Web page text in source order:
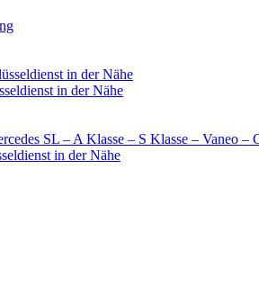
in der Nähe
in der Nähe
SL – A Klasse – S Klasse – Vaneo –
in der Nähe